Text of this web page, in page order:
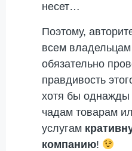
несет…
Поэтому,
всем владельцам
обязательно
правдивость
хотя бы однажды
чадам товарам
услугам
компанию!